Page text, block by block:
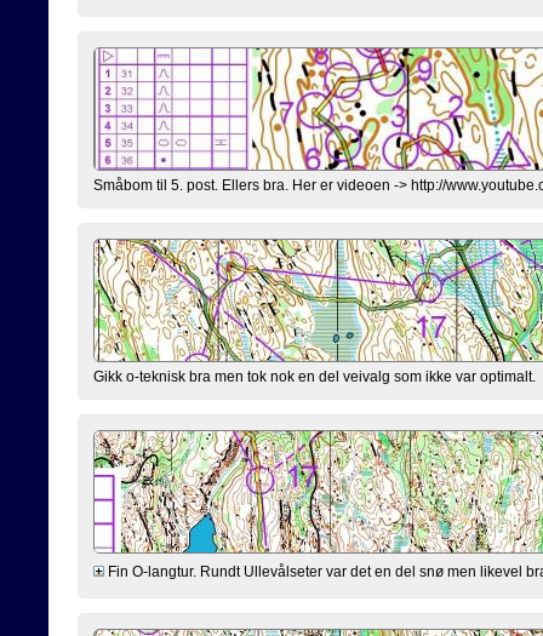
Småbom til 5. post. Ellers bra. Her er videoen -> http://
Gikk o-teknisk bra men tok nok en del veivalg som ikke var optimalt.
Fin O-langtur. Rundt Ullevålseter var det en del snø men likevel